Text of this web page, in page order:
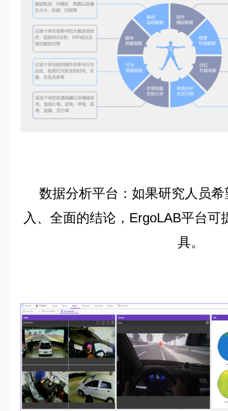
数据分析平台：如果研究人员希
入、全面的结论，ErgoLAB平台可
具。